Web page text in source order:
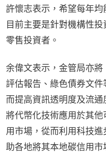
許懷志表示，希望每年均
目前主要是針對機構性
零售投資者。
余偉文表示，金管局亦
評估報告、綠色債券文
而提高資訊透明度及流
將代幣化技術應用於其
用市場，從而利用科技
助各地將其本地碳信用